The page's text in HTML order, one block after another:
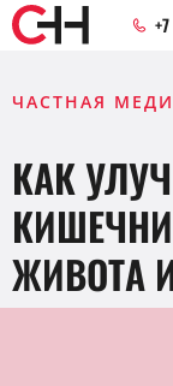
ЧАСТНАЯ
КАК
ЖИВОТА